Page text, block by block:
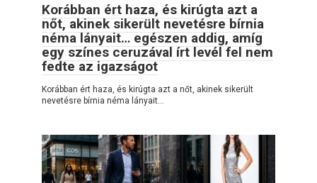
Korábban ért haza, és kirúgta azt a
nőt, akinek sikerült nevetésre bírnia
néma lányait… egészen addig, amíg
egy színes ceruzával írt levél fel nem
fedte az igazságot
Korábban ért haza, és kirúgta azt a nőt, akinek sikerült
nevetésre bírnia néma lányait…